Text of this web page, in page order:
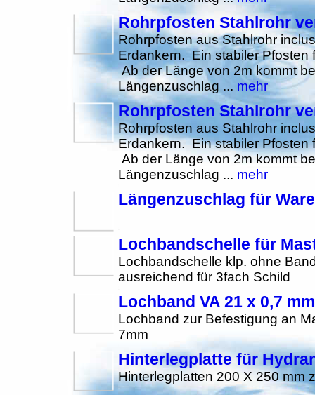
Rohrpfosten Stahlrohr
Rohrpfosten aus Stahlrohr
Erdankern. Ein stabiler Pfosten
Ab der Länge von 2m kommt
Längenzuschlag ... mehr
Rohrpfosten Stahlrohr
Rohrpfosten aus Stahlrohr
Erdankern. Ein stabiler Pfosten
Ab der Länge von 2m kommt
Längenzuschlag ... mehr
Längenzuschlag für
Lochbandschelle für
Lochbandschelle klp. ohne
ausreichend für 3fach Schild
Lochband VA 21 x 0,7
Lochband zur Befestigung an
7mm
Hinterlegplatte für
Hinterlegplatten 200 X 250 mm